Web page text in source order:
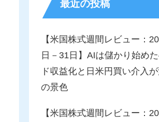
最近の投稿
【米国株式週間レビュー：
日－31日】AIは儲かり始め
ド収益化と日米円買い介入
の景色
【米国株式週間レビュー：